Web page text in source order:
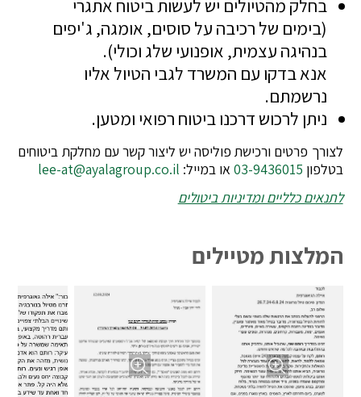
בחלק מהטיולים יש לעשות ביטוח אתגרי
(בימים של רכיבה על סוסים, אומגה, ג'יפים
בנהיגה עצמית, אופנועי שלג וכולי).
אנא בדקו עם המשרד לגבי הטיול אליו
נרשמתם.
ניתן לרכוש דרכנו ביטוח רפואי ומטען.
לצורך פרטים ורכישת פוליסה יש ליצור קשר עם מחלקת ביטוחים
בטלפון 03-9436015 או במייל: lee-at@ayalagroup.co.il
לתנאים כלליים ומדיניות ביטולים
המלצות מטיילים